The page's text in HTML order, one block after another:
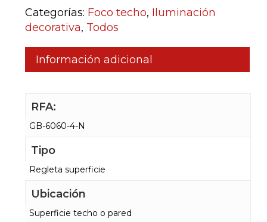
Categorías: Foco techo, Iluminación
decorativa, Todos
Información adicional
RFA:
GB-6060-4-N
Tipo
Regleta superficie
Ubicación
Superficie techo o pared